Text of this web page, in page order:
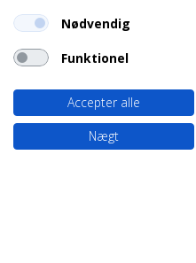
Nødvendig
Funktionel
Accepter alle
Nægt